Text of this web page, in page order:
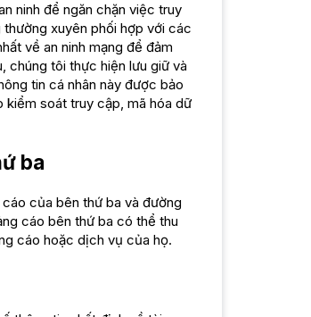
ninh để ngăn chặn việc truy
xuyên phối hợp với các
về an ninh mạng để đảm
chúng tôi thực hiện lưu giữ và
tin cá nhân này được bảo
kiểm soát truy cập, mã hóa dữ
ba
của bên thứ ba và đường
cáo bên thứ ba có thể thu
cáo hoặc dịch vụ của họ.